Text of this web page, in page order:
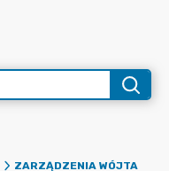
ZARZĄDZENIA WÓJTA